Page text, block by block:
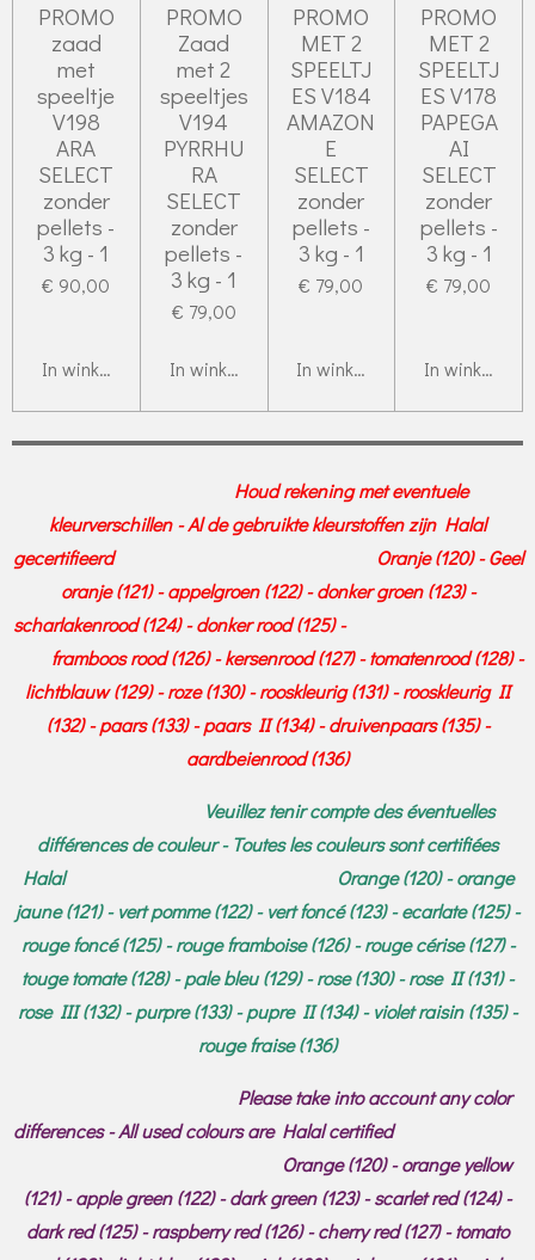
PROMO
zaad
met
speeltje
V198
ARA
SELECT
zonder
pellets -
3 kg - 1
€ 90,00
In winkelwagen
PROMO
Zaad
met 2
speeltjes
V194
PYRRHU
RA
SELECT
zonder
pellets -
3 kg - 1
€ 79,00
In winkelwagen
PROMO
MET 2
SPEELTJ
ES V184
AMAZON
E
SELECT
zonder
pellets -
3 kg - 1
€ 79,00
In winkelwagen
PROMO
MET 2
SPEELTJ
ES V178
PAPEGA
AI
SELECT
zonder
pellets -
3 kg - 1
€ 79,00
In
Houd rekening met eventuele
kleurverschillen - Al de gebruikte kleurstoffen zijn Halal
gecertifieerd Oranje (120) - Geel
oranje (121) - appelgroen (122) - donker groen (123) -
scharlakenrood (124) - donker rood (125) -
framboos rood (126) - kersenrood (127) - tomatenrood (128) -
lichtblauw (129) - roze (130) - rooskleurig (131) - rooskleurig II
(132) - paars (133) - paars II (134) - druivenpaars (135) -
aardbeienrood (136)
Veuillez tenir compte des éventuelles
différences de couleur - Toutes les couleurs sont certifiées
Halal Orange (120) - orange
jaune (121) - vert pomme (122) - vert foncé (123) - ecarlate (125) -
rouge foncé (125) - rouge framboise (126) - rouge cérise (127) -
touge tomate (128) - pale bleu (129) - rose (130) - rose II (131) -
rose III (132) - purpre (133) - pupre II (134) - violet raisin (135) -
rouge fraise (136)
Please take into account any color
differences - All used colours are Halal certified
Orange (120) - orange yellow
(121) - apple green (122) - dark green (123) - scarlet red (124) -
dark red (125) - raspberry red (126) - cherry red (127) - tomato